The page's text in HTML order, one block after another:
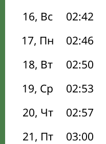
16, Вс
02:42
17, Пн
02:46
18, Вт
02:50
19, Ср
02:53
20, Чт
02:57
21, Пт
03:00